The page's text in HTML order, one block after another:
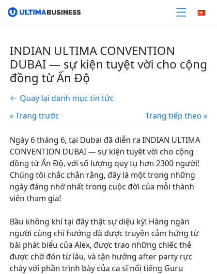
INDIAN ULTIMA CONVENTION
DUBAI — sự kiện tuyệt vời cho cộng
đồng từ Ấn Độ
Quay lại danh mục tin tức
« Trang trước
Trang tiếp theo »
Ngày 6 tháng 6, tại Dubai đã diễn ra INDIAN ULTIMA
CONVENTION DUBAI — sự kiện tuyêt vời cho cộng
đồng từ Ấn Độ, với số lượng quy tụ hơn 2300 người!
Chúng tôi chắc chắn rằng, đây là một trong những
ngày đáng nhớ nhất trong cuộc đời của mỗi thành
viên tham gia!
Bầu không khí tại đây thật sự diệu kỳ! Hàng ngàn
người cùng chí hướng đã được truyền cảm hứng từ
bài phát biểu của Alex, được trao những chiếc thẻ
được chờ đón từ lâu, và tận hưởng after party rực
cháy với phần trình bày của ca sĩ nổi tiếng Guru